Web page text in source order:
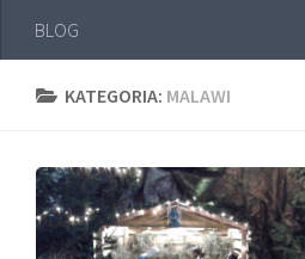
BLOG
KATEGORIA: MALAWI